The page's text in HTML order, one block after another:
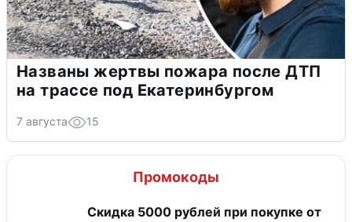
Названы жертвы пожара после ДТП
на трассе под Екатеринбургом
7 августа 15
Промокоды
Скидка 5000 рублей при покупке от